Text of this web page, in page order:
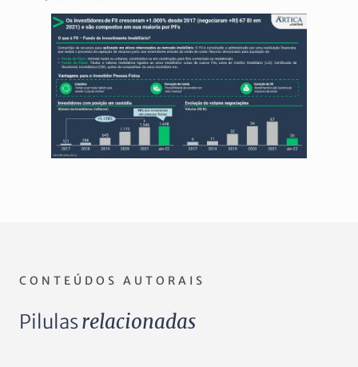
CONTEÚDOS AUTORAIS
Pilulasrelacionadas